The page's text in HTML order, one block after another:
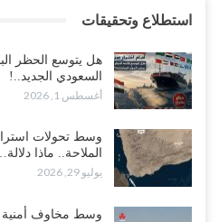
استطلاع وتحقيقات
هل يتوسع الحظر
السعودي الجديد..!
أغسطس 1, 2026
وسط تحولات
الملاحة.. ماذا
يوليو 29, 2026
وسط مخاوف أمنية